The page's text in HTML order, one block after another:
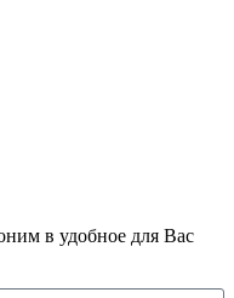
в удобное для Вас